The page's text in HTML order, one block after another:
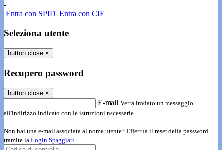
-
Entra con SPID Entra con CIE
Seleziona utente
button close ×
Recupero password
button close ×
E-mail Verrà inviato un messaggio
all'indirizzo indicato con le istruzioni necessarie.
Non hai una e-mail associata al nome utente? Effettua il reset della password
tramite la Login Spaggiari